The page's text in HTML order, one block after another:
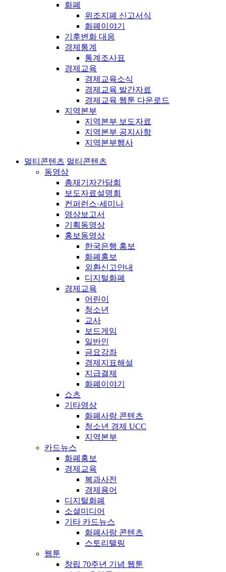
화폐
위조지폐 신고서식
화폐이야기
기후변화 대응
경제통계
통계조사표
경제교육
경제교육소식
경제교육 발간자료
경제교육 웹툰 다운로드
지역본부
지역본부 보도자료
지역본부 공지사항
지역본부행사
멀티콘텐츠 멀티콘텐츠
동영상
총재기자간담회
보도자료설명회
컨퍼런스·세미나
영상보고서
기획동영상
홍보동영상
한국은행 홍보
화폐홍보
외환신고안내
디지털화폐
경제교육
어린이
청소년
교사
보드게임
일반인
금요강좌
경제지표해설
지급결제
화폐이야기
쇼츠
기타영상
화폐사랑 콘텐츠
청소년 경제 UCC
지역본부
카드뉴스
화폐홍보
경제교육
복과사전
경제용어
디지털화폐
소셜미디어
기타 카드뉴스
화폐사랑 콘텐츠
스토리텔링
웹툰
창립 70주년 기념 웹툰